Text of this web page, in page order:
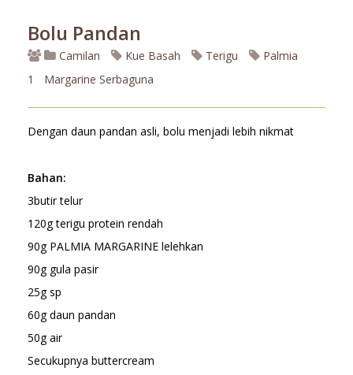
Bolu Pandan
1
Camilan Kue Basah Terigu
Palmia
Margarine Serbaguna
Dengan daun pandan asli, bolu menjadi lebih nikmat
Bahan:
3butir telur
120g terigu protein rendah
90g PALMIA MARGARINE lelehkan
90g gula pasir
25g sp
60g daun pandan
50g air
Secukupnya buttercream